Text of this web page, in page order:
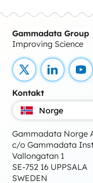
Gammadata Group
Improving Science
X LinkedIn
Kontakt
Norge
Gammadata Norge
c/o Gammadata
Vallongatan 1
SE-752 16 UPPSALA
SWEDEN